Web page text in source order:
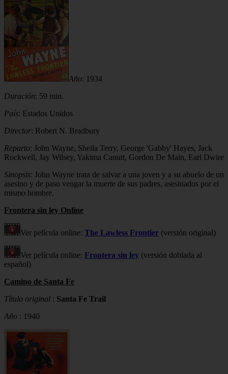
Año: 1934
Duración: 59 min.
País: Estados Unidos
Director: Robert N. Bradbury
Reparto: John Wayne, Sheila Terry, George 'Gabby' Hayes, Jack
Rockwell, Jay Wilsey, Yakima Canutt, Gordon De Main, Earl Dwire
Sinopsis: John Wayne trata de salvar a una joven y a su abuelo de un
asesino y de paso vengar la muerte de sus padres, asesinados por el
mismo hombre.
Frontera sin ley Online
Ver película online: The Lawless Frontier (versión original)
Ver película online: Frontera sin ley (versión doblada al
español)
Camino de Santa Fe
Título original : Santa Fe Trail
Año : 1940